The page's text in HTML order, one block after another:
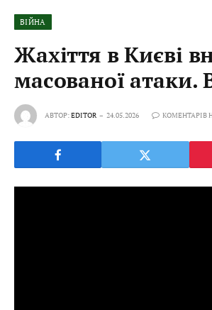
ВІЙНА
Жахіття в Києві
масованої атаки.
АВТОР:EDITOR 24.05.2026 КОМЕНТАРІВ